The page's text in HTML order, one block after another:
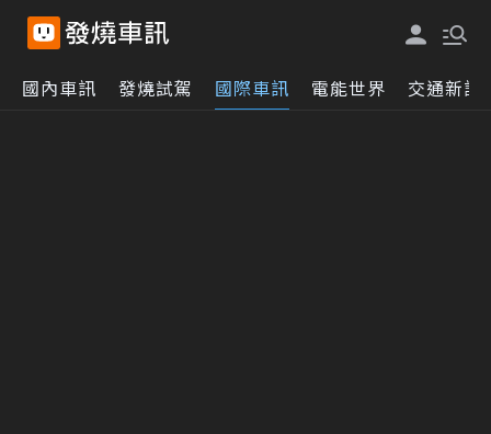
國內車訊 發燒試駕 國際車訊 電能世界 交通新訊